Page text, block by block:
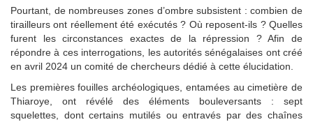
Pourtant, de nombreuses zones d’ombre subsistent : combien de
tirailleurs ont réellement été exécutés ? Où reposent-ils ? Quelles
furent les circonstances exactes de la répression ? Afin de
répondre à ces interrogations, les autorités sénégalaises ont créé
en avril 2024 un comité de chercheurs dédié à cette élucidation.
Les premières fouilles archéologiques, entamées au cimetière de
Thiaroye, ont révélé des éléments bouleversants : sept
squelettes, dont certains mutilés ou entravés par des chaînes